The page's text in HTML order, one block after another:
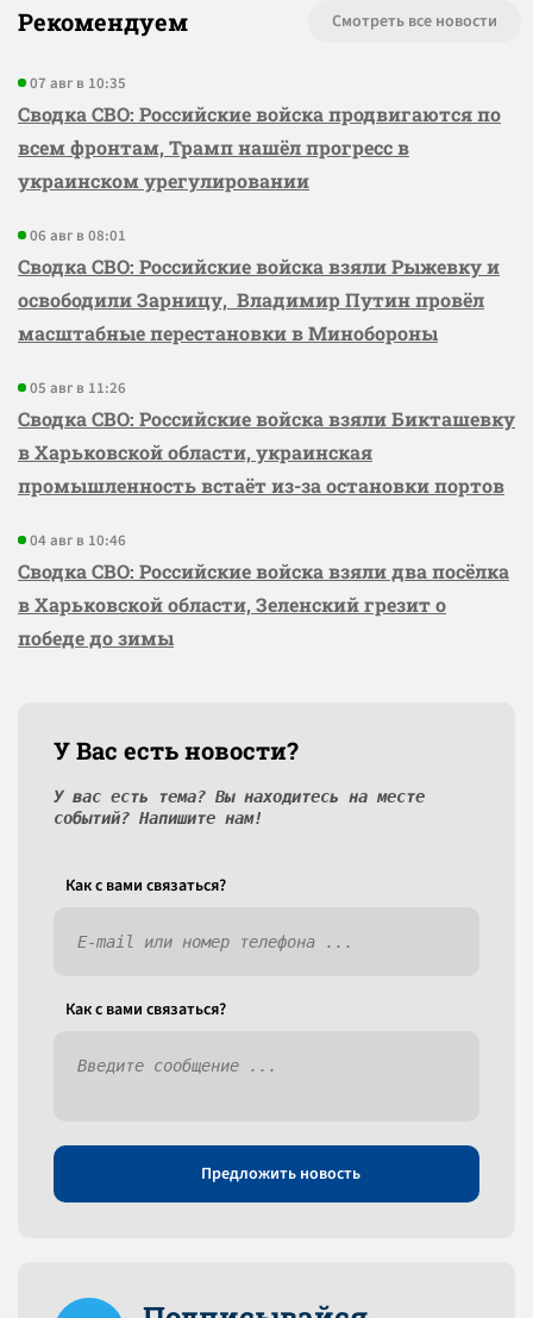
Рекомендуем Смотреть все новости
07 авг в 10:35
Сводка СВО: Российские войска продвигаются по
всем фронтам, Трамп нашёл прогресс в
украинском урегулировании
06 авг в 08:01
Сводка СВО: Российские войска взяли Рыжевку и
освободили Зарницу, Владимир Путин провёл
масштабные перестановки в Минобороны
05 авг в 11:26
Сводка СВО: Российские войска взяли Бикташевку
в Харьковской области, украинская
промышленность встаёт из-за остановки портов
04 авг в 10:46
Сводка СВО: Российские войска взяли два посёлка
в Харьковской области, Зеленский грезит о
победе до зимы
У Вас есть новости?
У вас есть тема? Вы находитесь на месте
событий? Напишите нам!
Как c вами связаться?
Как c вами связаться?
Предложить новость